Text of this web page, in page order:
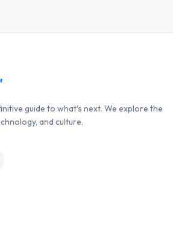
guide to what's next. We explore the
and culture.